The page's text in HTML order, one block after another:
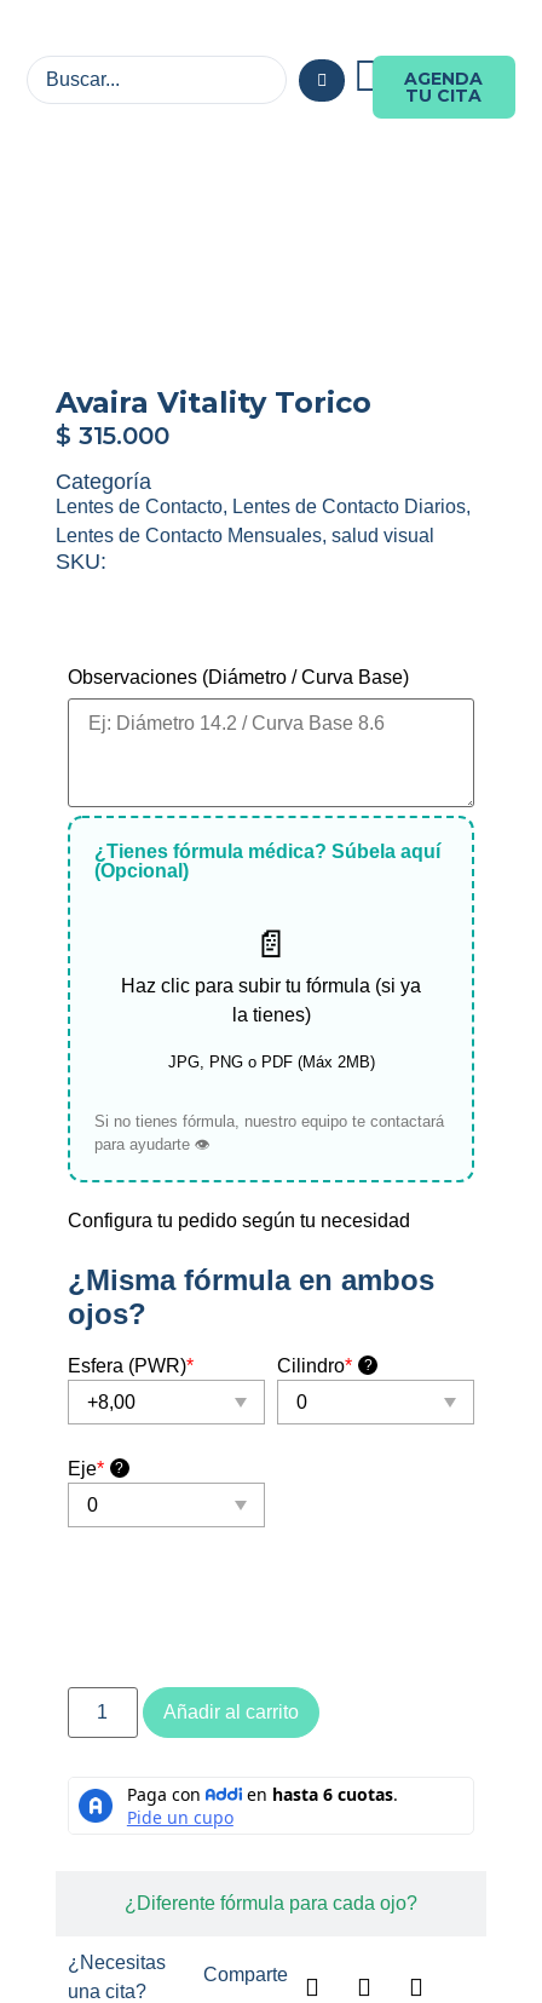
AGENDA
TU CITA
Avaira Vitality Torico
$ 315.000
Categoría
Lentes de Contacto, Lentes de Contacto Diarios,
Lentes de Contacto Mensuales, salud visual
SKU:
¿Diferente fórmula para cada ojo?
Observaciones (Diámetro / Curva Base)
¿Tienes fórmula médica? Súbela aquí
(Opcional)
📄
Haz clic para subir tu fórmula (si ya
la tienes)
JPG, PNG o PDF (Máx 2MB)
Si no tienes fórmula, nuestro equipo te contactará
para ayudarte 👁️
Configura tu pedido según tu necesidad
¿Misma fórmula en ambos
ojos?
Esfera (PWR)* Cilindro* ?
Eje* ?
Añadir al carrito
¿Necesitas
una cita?
Comparte